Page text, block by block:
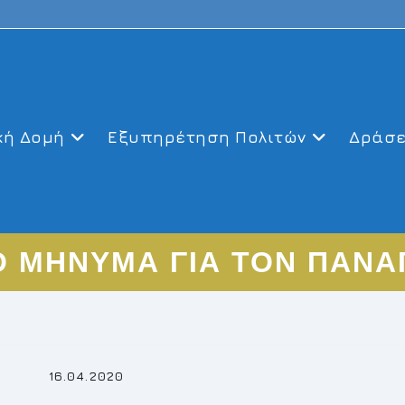
Δομή Εξυπηρέτηση Πολιτών
ΜΗΝΥΜΑ ΓΙΑ ΤΟΝ